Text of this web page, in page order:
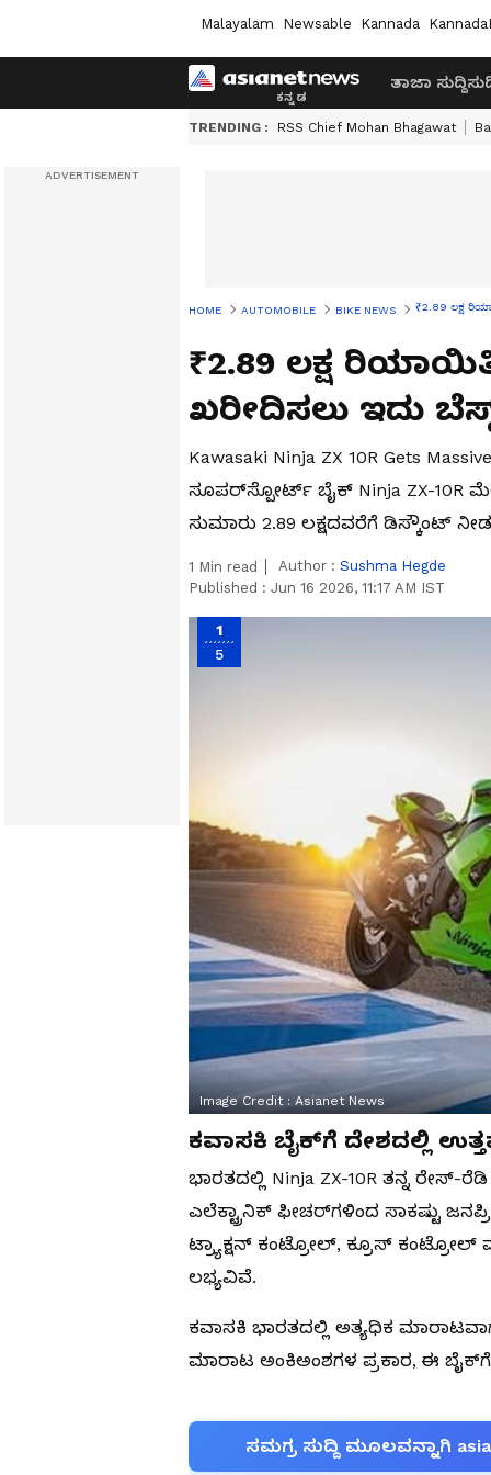
Malayalam Newsable Kannada
ತಾಜಾ ಸುದ್ದಿ
TRENDING : RSS Chief Mohan Bhagawat
HOME AUTOMOBILE BIKE NEWS ₹2.89 ಲಕ್ಷ
₹2.89 ಲಕ್ಷ
ಖರೀದಿಸಲು ಇದು
Kawasaki Ninja ZX 10R Gets
ಸೂಪರ್‌ಸ್ಪೋರ್ಟ್ ಬೈಕ್ Ninja ZX-
ಸುಮಾರು ₹2.89 ಲಕ್ಷದವರೆಗೆ ಡಿಸ್ಕೌಂಟ್
1 Min read Author : Sushma Hegde
Published : Jun 16 2026, 11:17 AM IST
1
5
Image Credit : Asianet News
ಕವಾಸಕಿ ಬೈಕ್‌ಗೆ ದೇಶದಲ್ಲಿ
ಭಾರತದಲ್ಲಿ Ninja ZX-10R ತನ್ನ
ಎಲೆಕ್ಟ್ರಾನಿಕ್ ಫೀಚರ್‌ಗಳಿಂದ ಸಾಕಷ್ಟು
ಟ್ರ್ಯಾಕ್ಷನ್ ಕಂಟ್ರೋಲ್, ಕ್ರೂಸ್ ಕಂಟ್ರೋಲ್
ಲಭ್ಯವಿವೆ.
ಕವಾಸಕಿ ಭಾರತದಲ್ಲಿ ಅತ್ಯಧಿಕ
ಮಾರಾಟ ಅಂಕಿಅಂಶಗಳ ಪ್ರಕಾರ, ಈ
ಸಮಗ್ರ ಸುದ್ದಿ ಮೂಲವನ್ನಾಗಿ